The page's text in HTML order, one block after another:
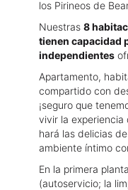
los Pirineos de
Nuestras 8
tienen capacidad
independientes
Apartamento,
compartido con
¡seguro que
vivir la experiencia
hará las delicias
ambiente íntimo
En la primera
(autoservicio; la